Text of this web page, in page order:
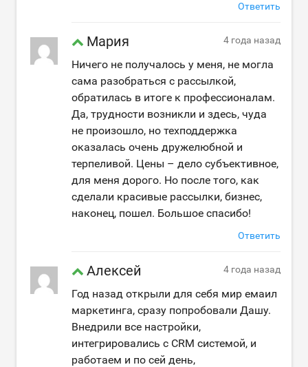
Ответить
Мария 4 года назад
Ничего не получалось у меня, не могла
сама разобраться с рассылкой,
обратилась в итоге к профессионалам.
Да, трудности возникли и здесь, чуда
не произошло, но техподдержка
оказалась очень дружелюбной и
терпеливой. Цены – дело субъективное,
для меня дорого. Но после того, как
сделали красивые рассылки, бизнес,
наконец, пошел. Большое спасибо!
Ответить
Алексей 4 года назад
Год назад открыли для себя мир емаил
маркетинга, сразу попробовали Дашу.
Внедрили все настройки,
интегрировались с CRM системой, и
работаем и по сей день,